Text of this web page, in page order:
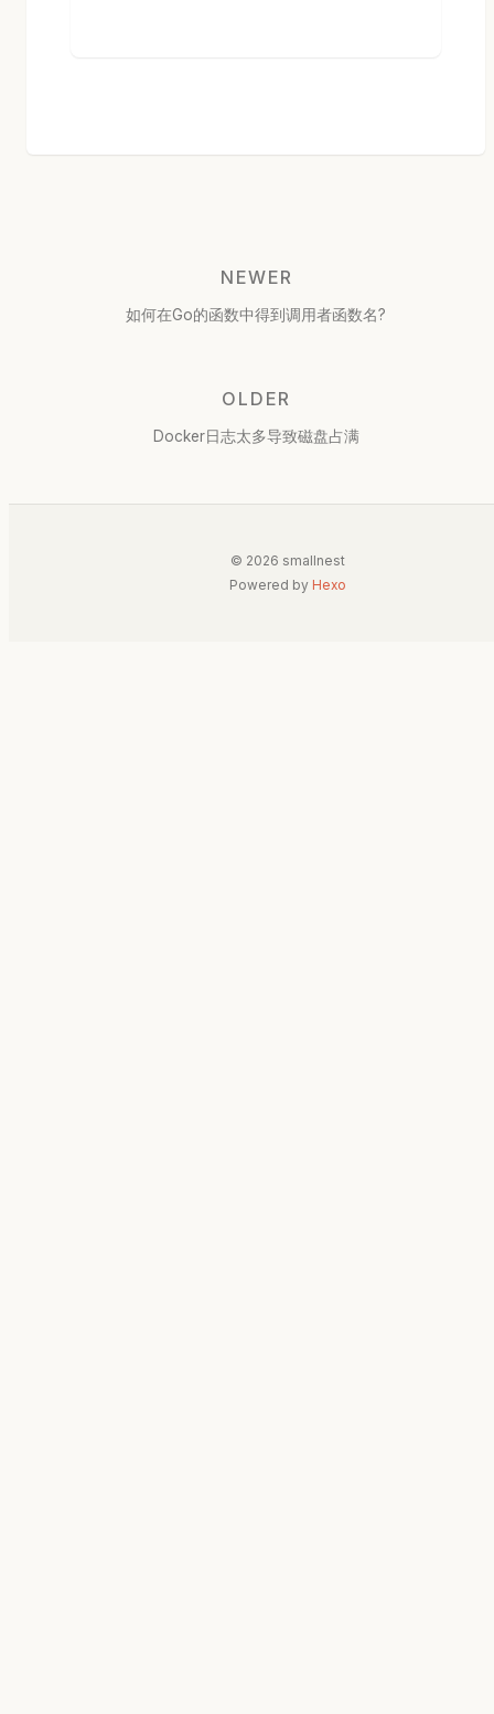
NEWER
如何在Go的函数中得到调用者函数名?
OLDER
Docker日志太多导致磁盘占满
© 2026 smallnest
Powered by Hexo